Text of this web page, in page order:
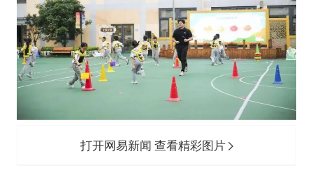
打开网易新闻 查看精彩图片